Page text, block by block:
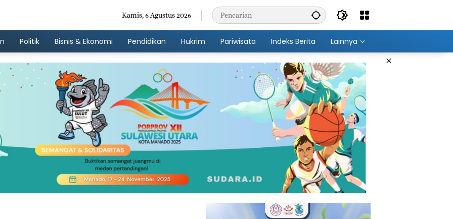
Kamis, 6 Agustus 2026
Politik Bisnis & Ekonomi Pendidikan Hukrim Pariwisata Indeks Berita Lainnya
×